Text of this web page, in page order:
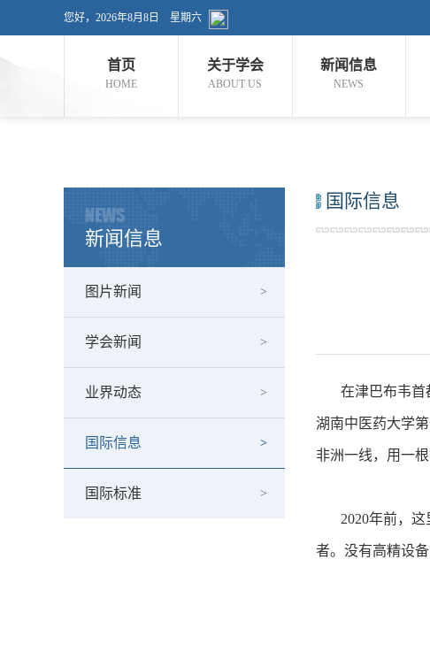
您好， 2026年8月8日 星期六
首页
HOME
关于学会
ABOUT US
新闻信息
NEWS
NEWS
新闻信息
图片新闻
学会新闻
业界动态
国际信息
国际标准
国际信息
在津巴布韦首
湖南中医药大学
非洲一线，用一
2020年前，这
者。没有高精设